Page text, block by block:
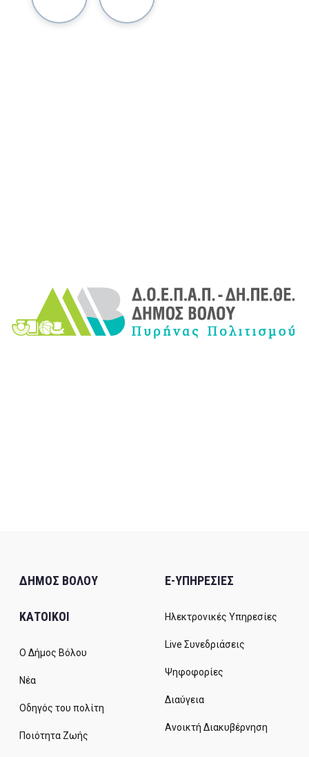
ΔΗΜΟΣ ΒΟΛΟΥ
ΚΑΤΟΙΚΟΙ
Ο Δήμος Βόλου
Νέα
Οδηγός του πολίτη
Ποιότητα Ζωής
E-ΥΠΗΡΕΣΙΕΣ
Ηλεκτρονικές Υπηρεσίες
Live Συνεδριάσεις
Ψηφοφορίες
Διαύγεια
Ανοικτή Διακυβέρνηση